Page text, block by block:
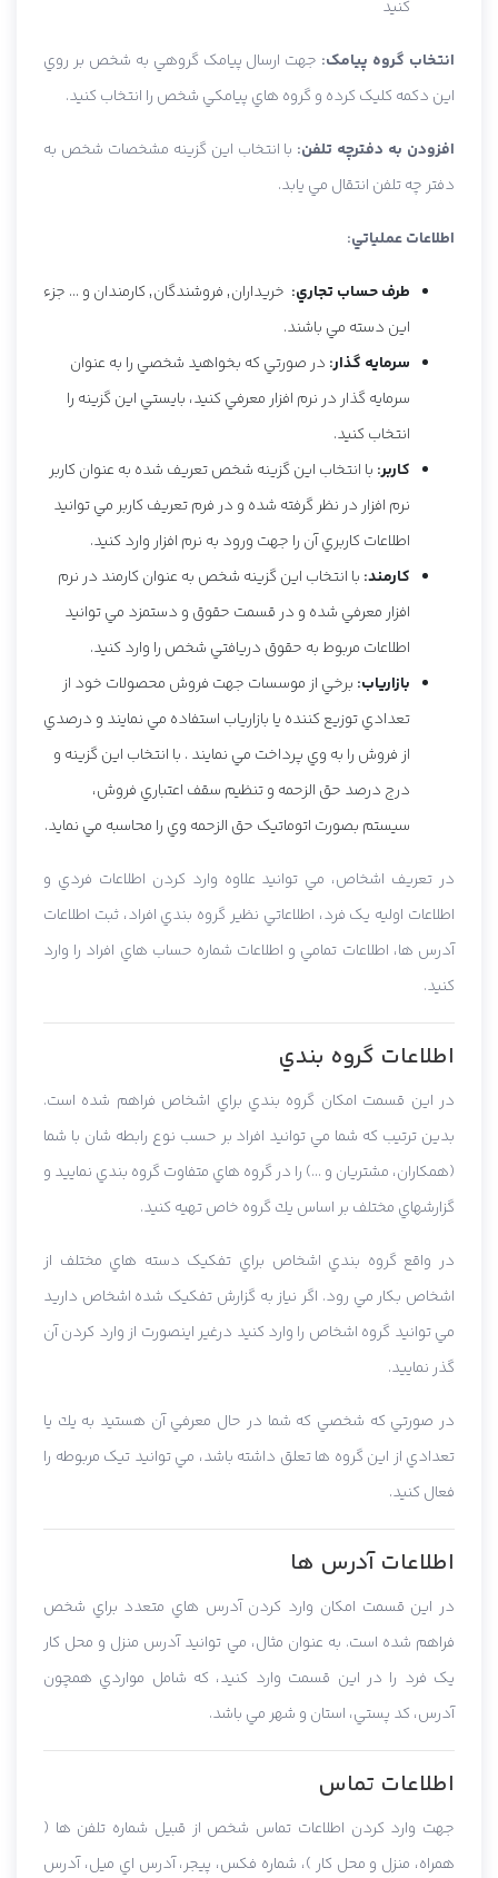
کنيد
انتخاب گروه پيامک: جهت ارسال پيامک گروهي به شخص بر روي
اين دکمه کليک کرده و گروه هاي پيامکي شخص را انتخاب کنيد.
افزودن به دفترچه تلفن: با انتخاب اين گزينه مشخصات شخص به
دفتر چه تلفن انتقال مي يابد.
اطلاعات عملياتي:
طرف حساب تجاري: خريداران, فروشندگان, کارمندان و ... جزء
اين دسته مي باشند.
سرمايه گذار: در صورتي که بخواهيد شخصي را به عنوان
سرمايه گذار در نرم افزار معرفي کنيد، بايستي اين گزينه را
انتخاب کنيد.
کاربر: با انتخاب اين گزينه شخص تعريف شده به عنوان کاربر
نرم افزار در نظر گرفته شده و در فرم تعريف کاربر مي توانيد
اطلاعات کاربري آن را جهت ورود به نرم افزار وارد کنيد.
کارمند: با انتخاب اين گزينه شخص به عنوان کارمند در نرم
افزار معرفي شده و در قسمت حقوق و دستمزد مي توانيد
اطلاعات مربوط به حقوق دريافتي شخص را وارد کنيد.
بازارياب: برخي از موسسات جهت فروش محصولات خود از
تعدادي توزيع کننده يا بازارياب استفاده مي نمايند و درصدي
از فروش را به وي پرداخت مي نمايند . با انتخاب اين گزينه و
درج درصد حق الزحمه و تنظيم سقف اعتباري فروش،
سيستم بصورت اتوماتيک حق الزحمه وي را محاسبه مي نمايد.
در تعريف اشخاص، مي توانيد علاوه وارد کردن اطلاعات فردي و
اطلاعات اوليه يک فرد، اطلاعاتي نظير گروه بندي افراد، ثبت اطلاعات
آدرس ها، اطلاعات تمامي و اطلاعات شماره حساب هاي افراد را وارد
کنيد.
اطلاعات گروه بندي
در اين قسمت امكان گروه بندي براي اشخاص فراهم شده است.
بدين ترتيب كه شما مي توانيد افراد بر حسب نوع رابطه شان با شما
(همكاران، مشتريان و ...) را در گروه هاي متفاوت گروه بندي نماييد و
گزارشهاي مختلف بر اساس يك گروه خاص تهيه كنيد.
در واقع گروه بندي اشخاص براي تفکيک دسته هاي مختلف از
اشخاص بکار مي رود. اگر نياز به گزارش تفکيک شده اشخاص داريد
مي توانيد گروه اشخاص را وارد کنيد درغير اينصورت از وارد کردن آن
گذر نماييد.
در صورتي که شخصي كه شما در حال معرفي آن هستيد به يك يا
تعدادي از اين گروه ها تعلق داشته باشد، مي توانيد تيک مربوطه را
فعال کنيد.
اطلاعات آدرس ها
در اين قسمت امکان وارد کردن آدرس هاي متعدد براي شخص
فراهم شده است. به عنوان مثال، مي توانيد آدرس منزل و محل کار
يک فرد را در اين قسمت وارد کنيد، که شامل مواردي همچون
آدرس، کد پستي، استان و شهر مي باشد.
اطلاعات تماس
جهت وارد کردن اطلاعات تماس شخص از قبيل شماره تلفن ها (
همراه، منزل و محل کار )، شماره فکس، پيجر، آدرس اي ميل، آدرس